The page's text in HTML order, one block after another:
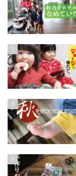
7
8
9